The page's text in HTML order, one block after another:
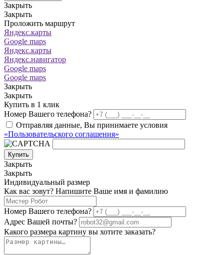
Закрыть
Закрыть
Проложить маршрут
Яндекс.карты
Google maps
Яндекс.карты
Яндекс.навигатор
Google maps
Google maps
Закрыть
Закрыть
Купить в 1 клик
Номер Вашего телефона?
Отправляя данные, Вы принимаете условия
«Пользовательского соглашения»
Купить
Закрыть
Закрыть
Индивидуальный размер
Как вас зовут? Напишите Ваше имя и фамилию
Номер Вашего телефона?
Адрес Вашей почты?
Какого размера картину вы хотите заказать?